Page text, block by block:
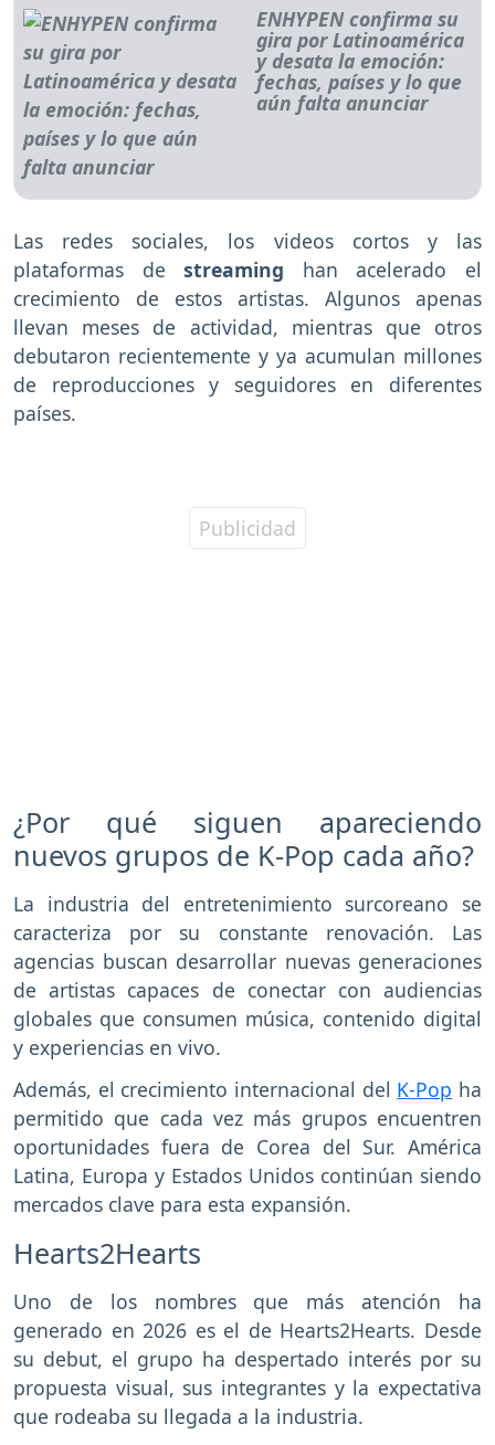
ENHYPEN confirma su
gira por Latinoamérica
y desata la emoción:
fechas, países y lo que
aún falta anunciar
Las redes sociales, los videos cortos y las
plataformas destreaming han acelerado el
crecimiento de estos artistas. Algunos apenas
llevan meses de actividad, mientras que otros
debutaron recientemente y ya acumulan millones
de reproducciones y seguidores en diferentes
países.
¿Por qué siguen apareciendo
nuevos grupos de K-Pop cada año?
La industria del entretenimiento surcoreano se
caracteriza por su constante renovación. Las
agencias buscan desarrollar nuevas generaciones
de artistas capaces de conectar con audiencias
globales que consumen música, contenido digital
y experiencias en vivo.
Además, el crecimiento internacional del K-Pop ha
permitido que cada vez más grupos encuentren
oportunidades fuera de Corea del Sur. América
Latina, Europa y Estados Unidos continúan siendo
mercados clave para esta expansión.
Hearts2Hearts
Uno de los nombres que más atención ha
generado en 2026 es el de Hearts2Hearts. Desde
su debut, el grupo ha despertado interés por su
propuesta visual, sus integrantes y la expectativa
que rodeaba su llegada a la industria.